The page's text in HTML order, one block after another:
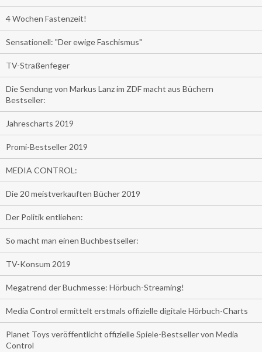
4 Wochen Fastenzeit!
Sensationell: "Der ewige Faschismus"
TV-Straßenfeger
Die Sendung von Markus Lanz im ZDF macht aus Büchern
Bestseller:
Jahrescharts 2019
Promi-Bestseller 2019
MEDIA CONTROL:
Die 20 meistverkauften Bücher 2019
Der Politik entliehen:
So macht man einen Buchbestseller:
TV-Konsum 2019
Megatrend der Buchmesse: Hörbuch-Streaming!
Media Control ermittelt erstmals offizielle digitale Hörbuch-Charts
Planet Toys veröffentlicht offizielle Spiele-Bestseller von Media
Control